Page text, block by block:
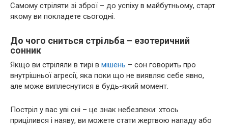
Самому стріляти зі зброї – до успіху в майбутньому, старт
якому ви покладете сьогодні.
До чого сниться стрільба – езотеричний
сонник
Якщо ви стріляли в тирі в мішень – сон говорить про
внутрішньої агресії, яка поки що не виявляє себе явно,
але може виплеснутися в будь-який момент.
Постріл у вас уві сні – це знак небезпеки: хтось
прицілився і наяву, ви можете стати жертвою нападу або